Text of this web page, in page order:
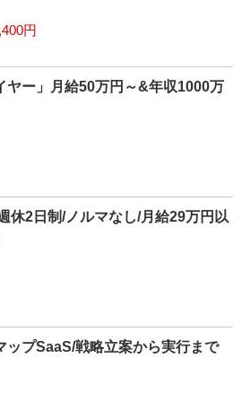
円
ヤー」月給50万円～&年収1000万
休2日制/ノルマなし/月給29万円以
ップSaaS/戦略立案から実行まで